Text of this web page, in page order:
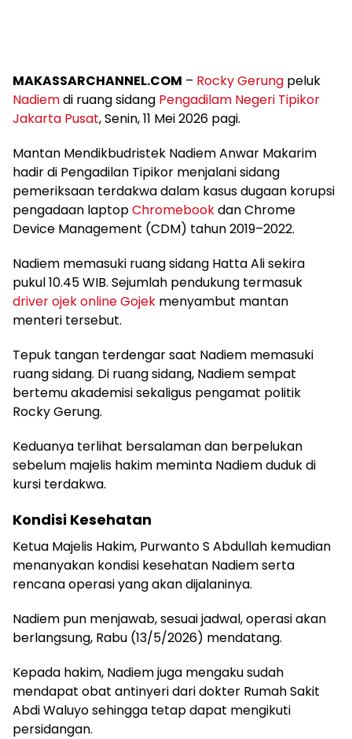
MAKASSARCHANNEL.COM – Rocky Gerung peluk
Nadiemdi ruang sidang Pengadilam Negeri Tipikor
Jakarta Pusat, Senin, 11 Mei 2026 pagi.
Mantan Mendikbudristek Nadiem Anwar Makarim
hadir di Pengadilan Tipikor menjalani sidang
pemeriksaan terdakwa dalam kasus dugaan korupsi
pengadaan laptopChromebookdan Chrome
Device Management (CDM) tahun 2019–2022.
Nadiem memasuki ruang sidang Hatta Ali sekira
pukul 10.45 WIB. Sejumlah pendukung termasuk
driver ojek online Gojek menyambut mantan
menteri tersebut.
Tepuk tangan terdengar saat Nadiem memasuki
ruang sidang. Di ruang sidang, Nadiem sempat
bertemu akademisi sekaligus pengamat politik
Rocky Gerung.
Keduanya terlihat bersalaman dan berpelukan
sebelum majelis hakim meminta Nadiem duduk di
kursi terdakwa.
Kondisi Kesehatan
Ketua Majelis Hakim, Purwanto S Abdullah kemudian
menanyakan kondisi kesehatan Nadiem serta
rencana operasi yang akan dijalaninya.
Nadiem pun menjawab, sesuai jadwal, operasi akan
berlangsung, Rabu (13/5/2026) mendatang.
Kepada hakim, Nadiem juga mengaku sudah
mendapat obat antinyeri dari dokter Rumah Sakit
Abdi Waluyo sehingga tetap dapat mengikuti
persidangan.